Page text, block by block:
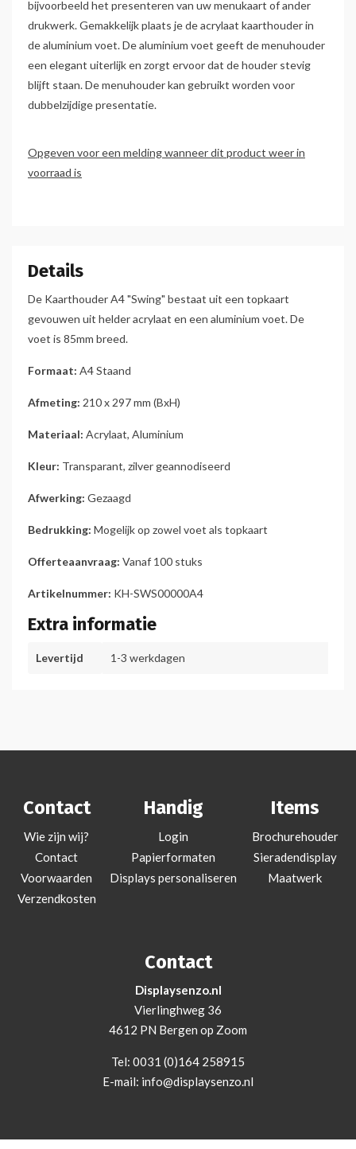
bijvoorbeeld het presenteren van uw menukaart of ander
drukwerk. Gemakkelijk plaats je de acrylaat kaarthouder in
de aluminium voet. De aluminium voet geeft de menuhouder
een elegant uiterlijk en zorgt ervoor dat de houder stevig
blijft staan. De menuhouder kan gebruikt worden voor
dubbelzijdige presentatie.
Opgeven voor een melding wanneer dit product weer in
voorraad is
Details
De Kaarthouder A4 "Swing" bestaat uit een topkaart
gevouwen uit helder acrylaat en een aluminium voet. De
voet is 85mm breed.
Formaat: A4 Staand
Afmeting: 210 x 297 mm (BxH)
Materiaal: Acrylaat, Aluminium
Kleur: Transparant, zilver geannodiseerd
Afwerking: Gezaagd
Bedrukking: Mogelijk op zowel voet als topkaart
Offerteaanvraag: Vanaf 100 stuks
Artikelnummer: KH-SWS00000A4
Extra informatie
Levertijd 1-3 werkdagen
Contact
Wie zijn wij?
Contact
Voorwaarden
Verzendkosten
Handig
Login
Papierformaten
Displays personaliseren
Items
Brochurehouder
Sieradendisplay
Maatwerk
Contact
Displaysenzo.nl
Vierlinghweg 36
4612 PN Bergen op Zoom
Tel: 0031 (0)164 258915
E-mail: info@displaysenzo.nl